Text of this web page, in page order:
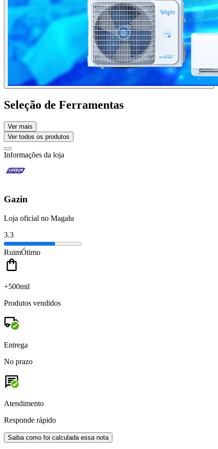
Seleção de Ferramentas
Ver mais
Ver todos os produtos
Informações da loja
Gazin
Loja oficial no Magalu
3.3
RuimÓtimo
+500mil
Produtos vendidos
Entrega
No prazo
Atendimento
Responde rápido
Saiba como foi calculada essa nota